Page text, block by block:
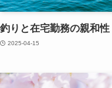
釣りと在宅勤務の親和性
2025-04-15